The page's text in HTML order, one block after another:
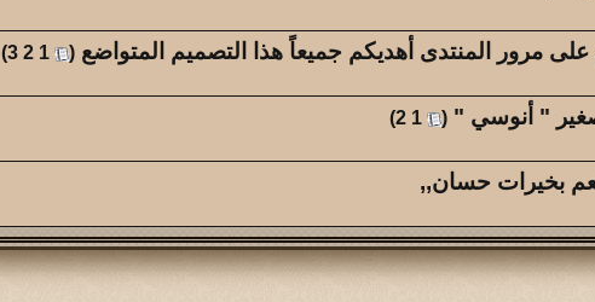
مرور المنتدى أهديكم جميعاً هذا التصميم المتواضع ‏
(
1
2
3
)
" أنوسي " ‏
(
1
2
)
بخيرات حسان,,